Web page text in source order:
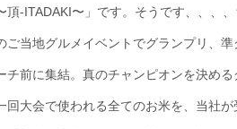
-ITADAKI〜」です。そうです、、、
当地グルメイベントでグランプリ、準
前に集結。真のチャンピオンを決める
大会で使われる全てのお米を、当社が